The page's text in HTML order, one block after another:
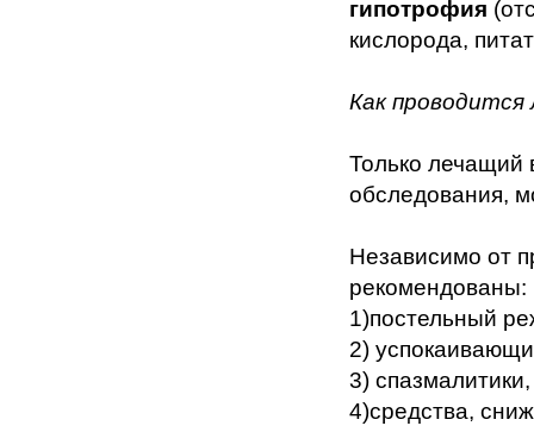
гипотрофия
кислорода,
Как проводится
Только лечащий
обследования,
Независимо от
рекомендованы:
1)постельный
2)
3) спазмалитики,
4)средства,